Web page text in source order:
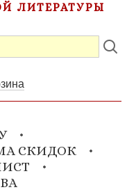
ЛИТЕРАТУРЫ
СКИДОК